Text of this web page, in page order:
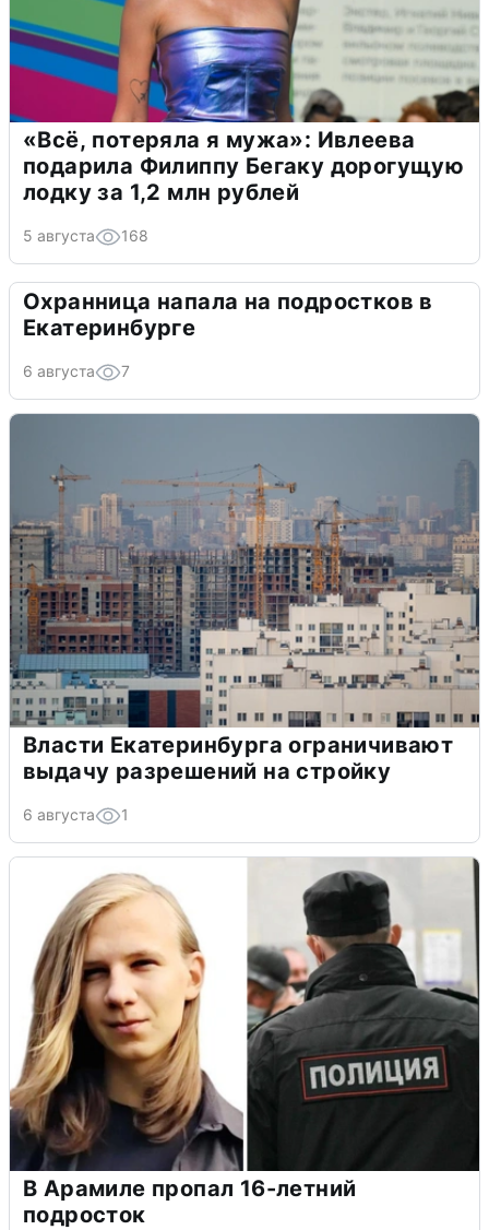
«Всё, потеряла я мужа»: Ивлеева
подарила Филиппу Бегаку дорогущую
лодку за 1,2 млн рублей
5 августа 168
Охранница напала на подростков в
Екатеринбурге
6 августа 7
Власти Екатеринбурга ограничивают
выдачу разрешений на стройку
6 августа 1
В Арамиле пропал 16-летний
подросток